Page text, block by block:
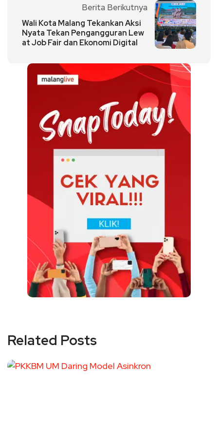
Berita Berikutnya
Wali Kota Malang Tekankan Aksi
Nyata Tekan Pengangguran Lew
at Job Fair dan Ekonomi Digital
Related Posts